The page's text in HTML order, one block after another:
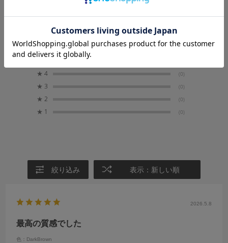
5.0
レビュー件数：
★ 4 (0)
★ 3 (0)
★ 2 (0)
★ 1 (0)
絞り込み 表示：新しい順
2026.5.8
最高の質感でした
色：DarkBrown